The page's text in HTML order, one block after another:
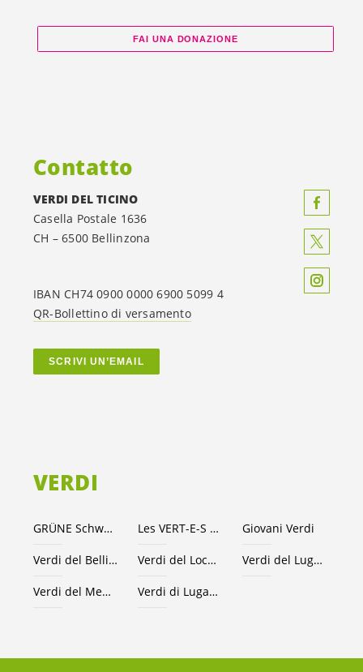
VERDI
GRÜNE Schweiz Les VERT-E-S suisses Giovani Verdi
Verdi del Bellinzonese e valli Verdi del Locarnese Verdi del Luganese
Verdi del Mendrisiotto Verdi di Lugano
FAI UNA DONAZIONE
Contatto
VERDI DEL TICINO
Casella Postale 1636
CH – 6500 Bellinzona
IBAN CH74 0900 0000 6900 5099 4
QR-Bollettino di versamento
SCRIVI UN’EMAIL